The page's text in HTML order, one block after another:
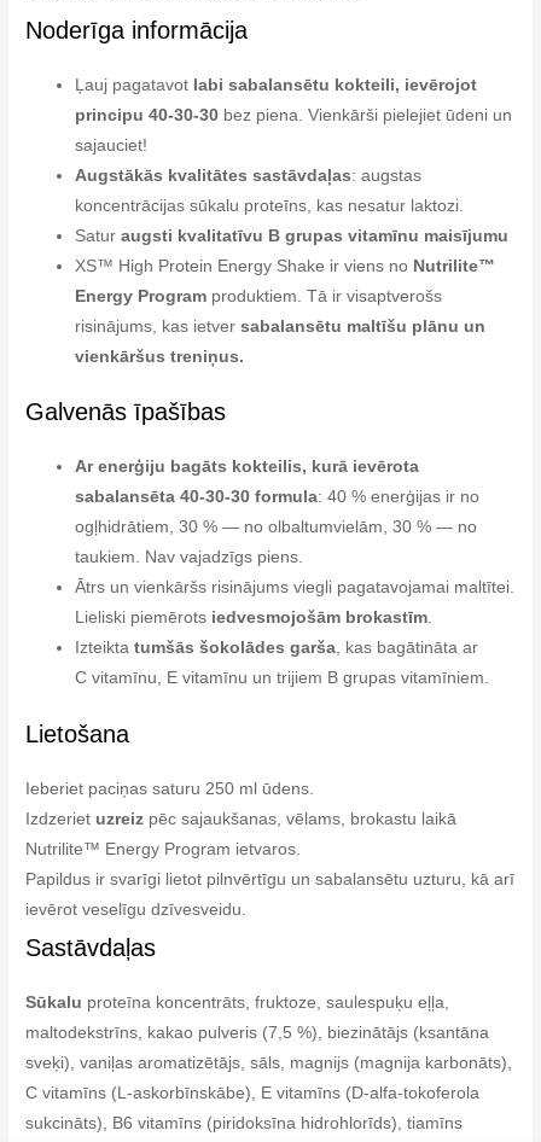
Noderīga informācija
Ļauj pagatavot labi sabalansētu kokteili, ievērojot
principu 40-30-30 bez piena. Vienkārši pielejiet ūdeni un
sajauciet!
Augstākās kvalitātes sastāvdaļas: augstas
koncentrācijas sūkalu proteīns, kas nesatur laktozi.
Saturaugsti kvalitatīvu B grupas vitamīnu maisījumu
XS™ High Protein Energy Shake ir viens no Nutrilite™
Energy Program produktiem. Tā ir visaptverošs
risinājums, kas ietversabalansētu maltīšu plānu un
vienkāršus treniņus.
Galvenās īpašības
Ar enerģiju bagāts kokteilis, kurā ievērota
sabalansēta 40-30-30 formula: 40 % enerģijas ir no
ogļhidrātiem, 30 % — no olbaltumvielām, 30 % — no
taukiem. Nav vajadzīgs piens.
Ātrs un vienkāršs risinājums viegli pagatavojamai maltītei.
Lieliski piemērots iedvesmojošām brokastīm.
Izteiktatumšās šokolādes garša, kas bagātināta ar
C vitamīnu, E vitamīnu un trijiem B grupas vitamīniem.
Lietošana
Ieberiet paciņas saturu 250 ml ūdens.
Izdzeriet uzreiz pēc sajaukšanas, vēlams, brokastu laikā
Nutrilite™ Energy Program ietvaros.
Papildus ir svarīgi lietot pilnvērtīgu un sabalansētu uzturu, kā arī
ievērot veselīgu dzīvesveidu.
Sastāvdaļas
Sūkalu proteīna koncentrāts, fruktoze, saulespuķu eļļa,
maltodekstrīns, kakao pulveris (7,5 %), biezinātājs (ksantāna
sveķi), vaniļas aromatizētājs, sāls, magnijs (magnija karbonāts),
C vitamīns (L-askorbīnskābe), E vitamīns (D-alfa-tokoferola
sukcināts), B6 vitamīns (piridoksīna hidrohlorīds), tiamīns